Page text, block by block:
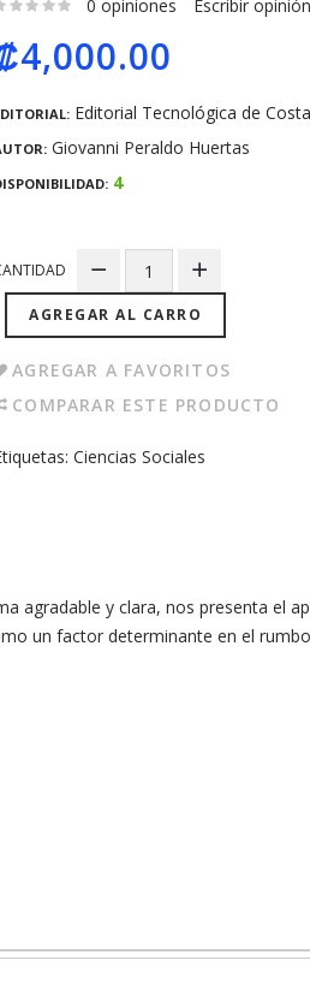
0 opiniones Escribir opinión
Editorial Tecnológica de
Giovanni Peraldo Huertas
4
AGREGAR AL CARRO
AGREGAR A FAVORITOS
COMPARAR ESTE PRODUCTO
Ciencias Sociales
agradable y clara, nos presenta el
un factor determinante en el